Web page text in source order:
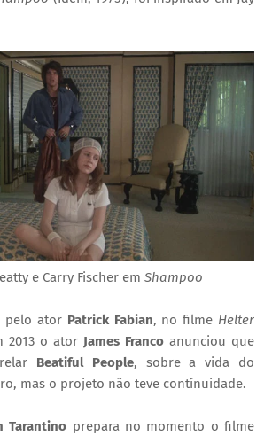
e Carry Fischer em Shampoo
pelo ator Patrick Fabian, no filme Helter
2013 o ator James Franco anunciou que
Beatiful People, sobre a vida do
mas o projeto não teve contínuidade.
Tarantino prepara no momento o filme